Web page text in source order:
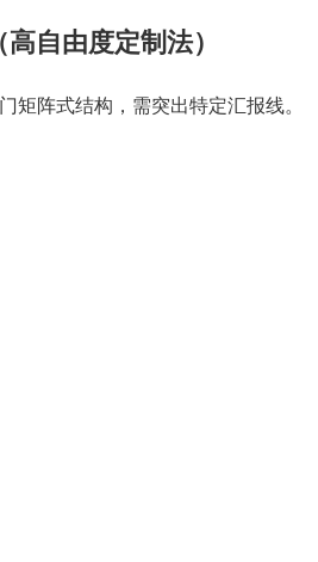
自由度定制法）
矩阵式结构，需突出特定汇报线。